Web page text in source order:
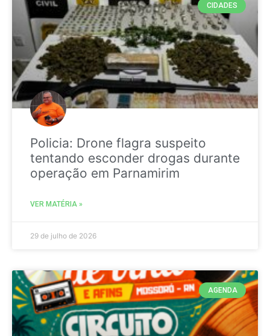
CIDADES
Policia: Drone flagra suspeito
tentando esconder drogas durante
operação em Parnamirim
VER MATÉRIA »
29 de julho de 2026
AGENDA